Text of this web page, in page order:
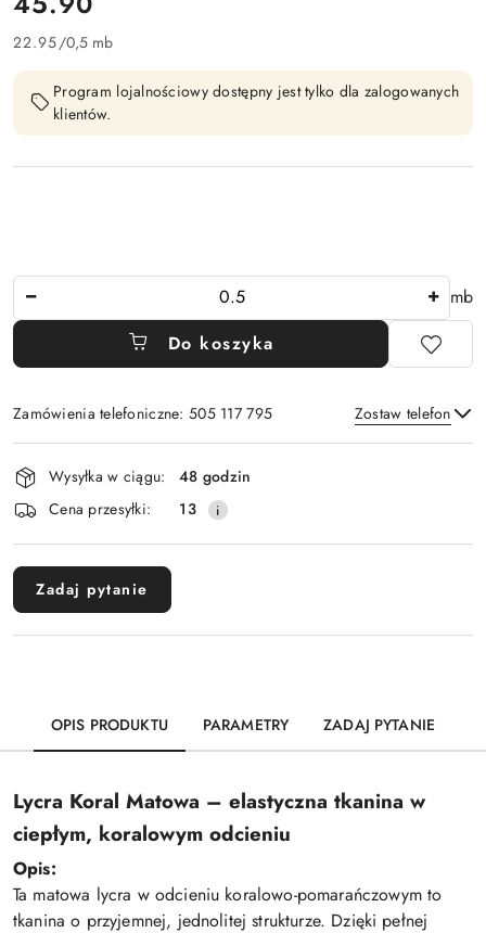
22.95/0,5 mb
Program lojalnościowy dostępny jest tylko dla zalogowanych
klientów.
mb
Do koszyka
Zamówienia telefoniczne: 505 117 795 Zostaw telefon
Wyślij
Dostępność
i
dostawa
Wysyłka w ciągu:
48 godzin
Cena przesyłki:
13
Zadaj pytanie
OPIS PRODUKTU PARAMETRY ZADAJ PYTANIE
Lycra Koral Matowa – elastyczna tkanina w
ciepłym, koralowym odcieniu
Opis:
Ta matowa lycra w odcieniu koralowo-pomarańczowym to
tkanina o przyjemnej, jednolitej strukturze. Dzięki pełnej